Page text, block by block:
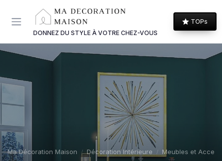
DONNEZ DU STYLE À VOTRE CHEZ-VOUS
TOPs
Ma Décoration Maison Décoration Intérieure Meubles et
Panneau de gestion des cookies